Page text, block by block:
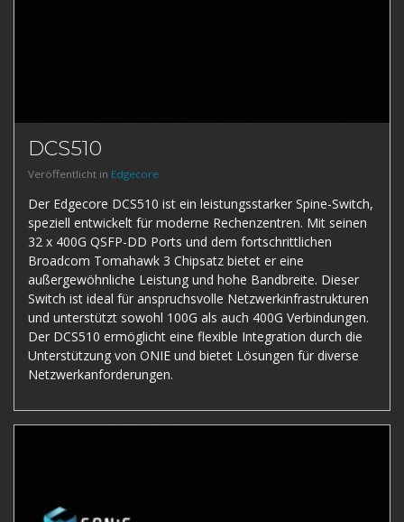
DCS510
Veröffentlicht in Edgecore
Der Edgecore DCS510 ist ein leistungsstarker Spine-Switch,
speziell entwickelt für moderne Rechenzentren. Mit seinen
32 x 400G QSFP-DD Ports und dem fortschrittlichen
Broadcom Tomahawk 3 Chipsatz bietet er eine
außergewöhnliche Leistung und hohe Bandbreite. Dieser
Switch ist ideal für anspruchsvolle Netzwerkinfrastrukturen
und unterstützt sowohl 100G als auch 400G Verbindungen.
Der DCS510 ermöglicht eine flexible Integration durch die
Unterstützung von ONIE und bietet Lösungen für diverse
Netzwerkanforderungen.